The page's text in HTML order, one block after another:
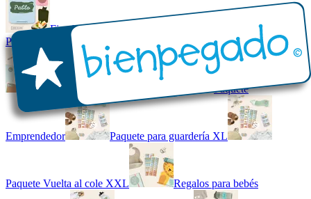
Fiambrera con tu nombre básica
Paquetes
Kit combinado de etiquetas Paquete
Emprendedor Paquete para guardería XL
Paquete Vuelta al cole XXL Regalos para bebés